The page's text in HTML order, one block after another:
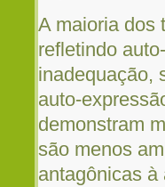
A maioria dos
refletindo
inadequação,
auto-
demonstram
são menos
antagônicas